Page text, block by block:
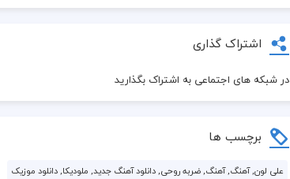
اشتراک گذاری
در شبکه های اجتماعی به اشتراک بگذارید
برچسب ها
علی لون, آهنگ, آهنگ, ضربه روحی, دانلود آهنگ جدید, ملودیکا, دانلود موزیک